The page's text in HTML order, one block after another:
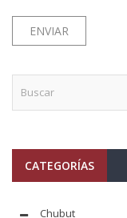
CATEGORÍAS
Chubut